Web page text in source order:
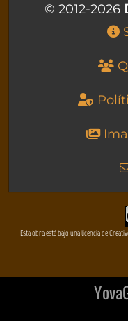
© 2012-2026
Esta obra está bajo una licencia de